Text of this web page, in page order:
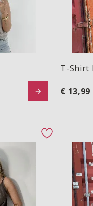
T-Shirt
€ 13,99
favorite